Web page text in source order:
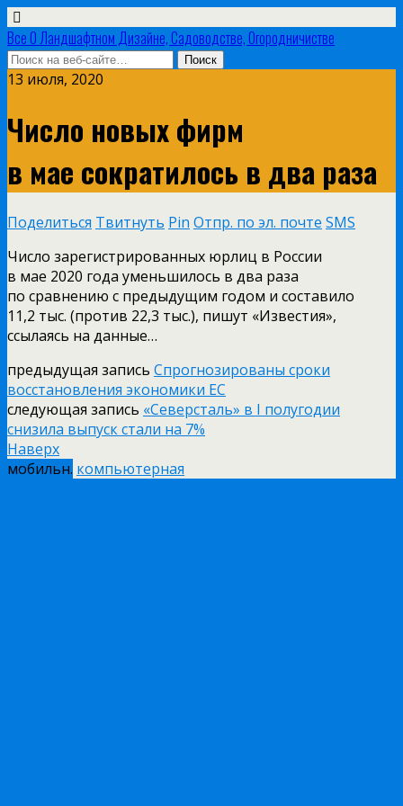
Все О Ландшафтном Дизайне, Садоводстве, Огородничистве
13 июля, 2020
Число новых фирм
в мае сократилось в два раза
Поделиться Твитнуть Pin Отпр. по эл. почте SMS
Число зарегистрированных юрлиц в России
в мае 2020 года уменьшилось в два раза
по сравнению с предыдущим годом и составило
11,2 тыс. (против 22,3 тыс.), пишут «Известия»,
ссылаясь на данные…
предыдущая запись Спрогнозированы сроки
восстановления экономики ЕС
следующая запись «Северсталь» в I полугодии
снизила выпуск стали на 7%
Наверх
мобильн. компьютерная